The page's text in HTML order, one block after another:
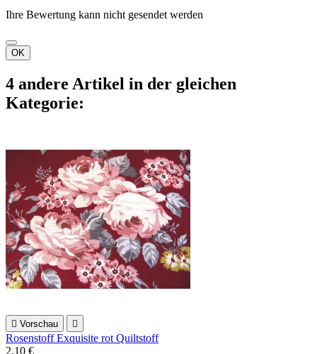
Ihre Bewertung kann nicht gesendet werden
OK
4 andere Artikel in der gleichen
Kategorie:
 Vorschau 
Rosenstoff Exquisite rot Quiltstoff
2,10 €